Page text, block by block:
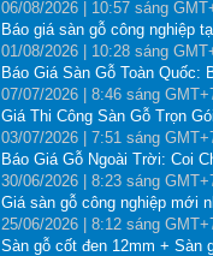
06/08/2026 | 10:57 sáng
Báo giá sàn gỗ công nghiệp
01/08/2026 | 10:28 sáng
Báo Giá Sàn Gỗ Toàn Quốc:
07/07/2026 | 8:46 sáng
Giá Thi Công Sàn Gỗ Trọn
03/07/2026 | 7:51 sáng
Báo Giá Gỗ Ngoài Trời: Coi
30/06/2026 | 8:23 sáng
Giá sàn gỗ công nghiệp mới
25/06/2026 | 8:12 sáng
Sàn gỗ cốt đen 12mm + Sàn